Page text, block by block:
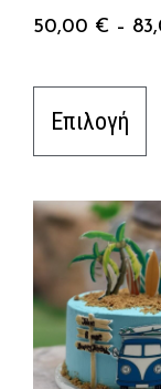
50,00 € –
Επιλογή